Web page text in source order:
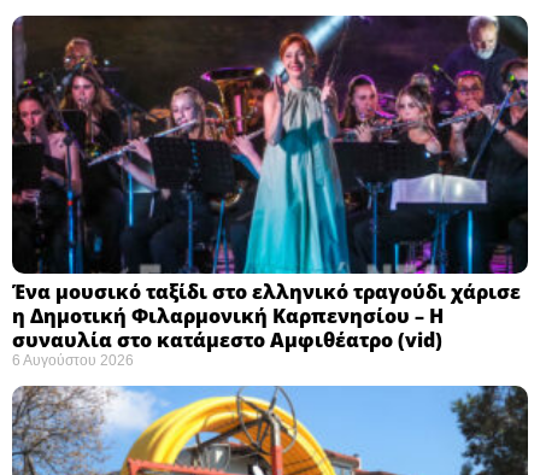
Ένα μουσικό ταξίδι στο ελληνικό τραγούδι χάρισε
η Δημοτική Φιλαρμονική Καρπενησίου – Η
συναυλία στο κατάμεστο Αμφιθέατρο (vid)
6 Αυγούστου 2026